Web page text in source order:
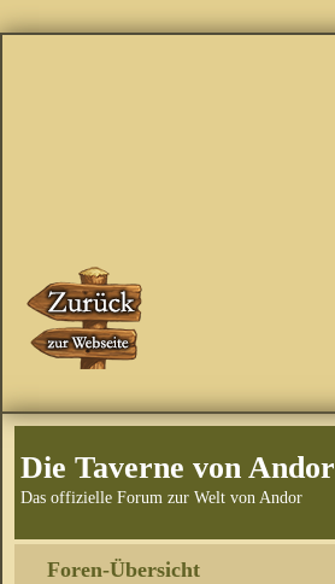
Die Taverne von Andor
Das offizielle Forum zur Welt von Andor
Foren-Übersicht